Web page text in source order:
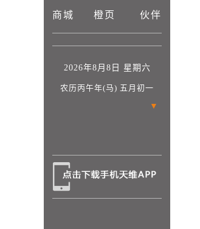
商城 橙页 伙伴
2026年8月8日 星期六
农历丙午年(马) 五月初一
▼